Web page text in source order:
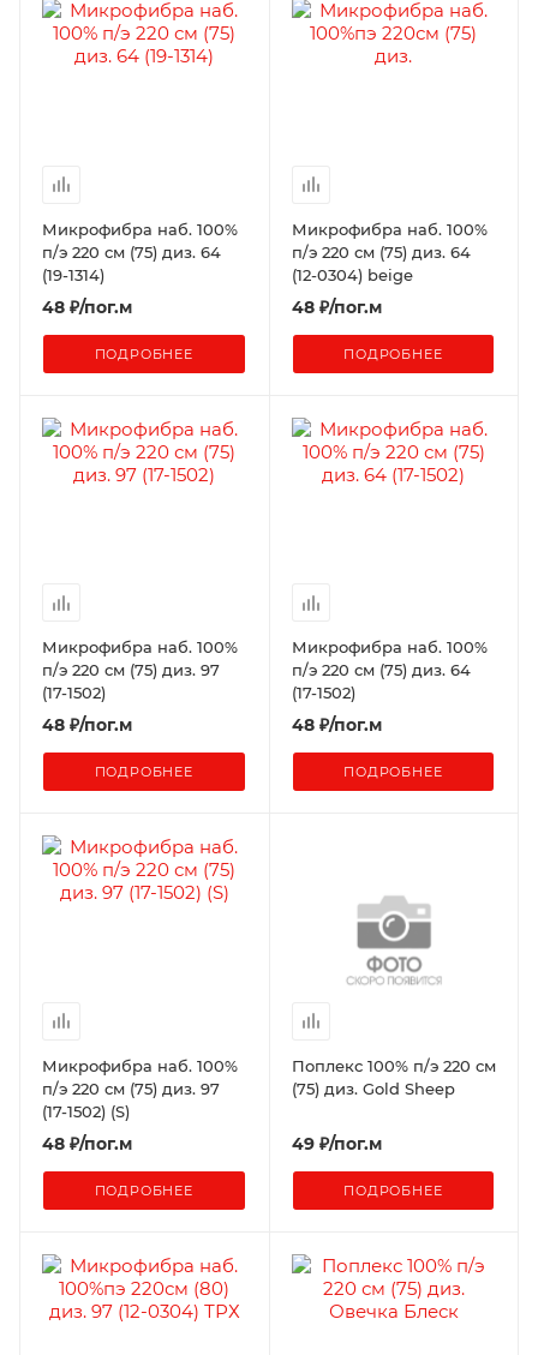
Микрофибра наб. 100%
п/э 220 см (75) диз. 64
(19-1314)
48 ₽/пог.м
ПОДРОБНЕЕ
Микрофибра наб. 100%
п/э 220 см (75) диз. 64
(12-0304) beige
48₽/пог.м
ПОДРОБНЕЕ
Микрофибра наб. 100%
п/э 220 см (75) диз. 97
(17-1502)
48 ₽/пог.м
ПОДРОБНЕЕ
Микрофибра наб. 100%
п/э 220 см (75) диз. 64
(17-1502)
48₽/пог.м
ПОДРОБНЕЕ
Микрофибра наб. 100%
п/э 220 см (75) диз. 97
(17-1502) (S)
48 ₽/пог.м
ПОДРОБНЕЕ
Поплекс 100% п/э 220 см
(75) диз. Gold Sheep
49₽/пог.м
ПОДРОБНЕЕ